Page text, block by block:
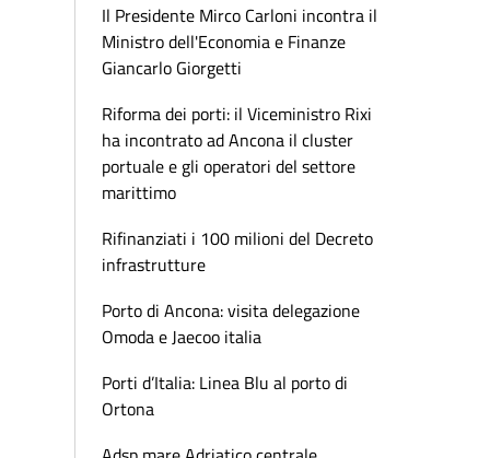
Il Presidente Mirco Carloni incontra il
Ministro dell'Economia e Finanze
Giancarlo Giorgetti
Riforma dei porti: il Viceministro Rixi
ha incontrato ad Ancona il cluster
portuale e gli operatori del settore
marittimo
Rifinanziati i 100 milioni del Decreto
infrastrutture
Porto di Ancona: visita delegazione
Omoda e Jaecoo italia
Porti d’Italia: Linea Blu al porto di
Ortona